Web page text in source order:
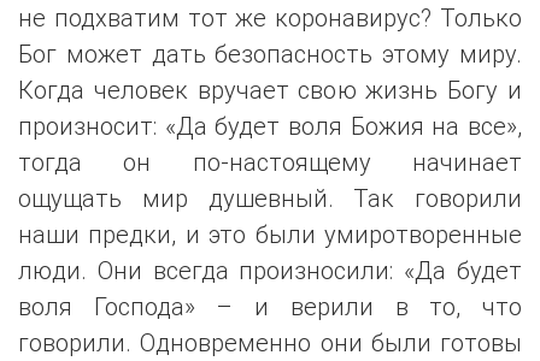
не подхватим тот же коронавирус? Только
Бог может дать безопасность этому миру.
Когда человек вручает свою жизнь Богу и
произносит: «Да будет воля Божия на все»,
тогда он по-настоящему начинает
ощущать мир душевный. Так говорили
наши предки, и это были умиротворенные
люди. Они всегда произносили: «Да будет
воля Господа» – и верили в то, что
говорили. Одновременно они были готовы